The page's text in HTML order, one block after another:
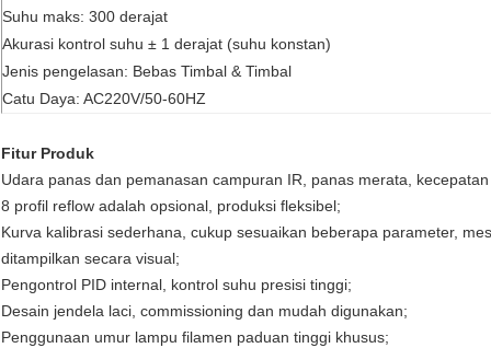
Suhu maks: 300 derajat
Akurasi kontrol suhu ± 1 derajat (suhu konstan)
Jenis pengelasan: Bebas Timbal & Timbal
Catu Daya: AC220V/50-60HZ
Fitur Produk
Udara panas dan pemanasan campuran IR, panas merata,
8 profil reflow adalah opsional, produksi fleksibel;
Kurva kalibrasi sederhana, cukup sesuaikan beberapa parameter,
ditampilkan secara visual;
Pengontrol PID internal, kontrol suhu presisi tinggi;
Desain jendela laci, commissioning dan mudah digunakan;
Penggunaan umur lampu filamen paduan tinggi khusus;